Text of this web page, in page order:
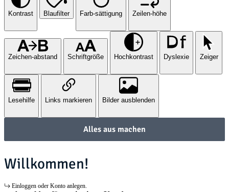
Kontrast Blaufilter Farb-sättigung Zeilen-höhe
Zeichen-abstand Schriftgröße Hochkontrast Dyslexie Zeiger
Lesehilfe Links markieren Bilder ausblenden
Alles aus machen
Willkommen!
Einloggen oder Konto anlegen.